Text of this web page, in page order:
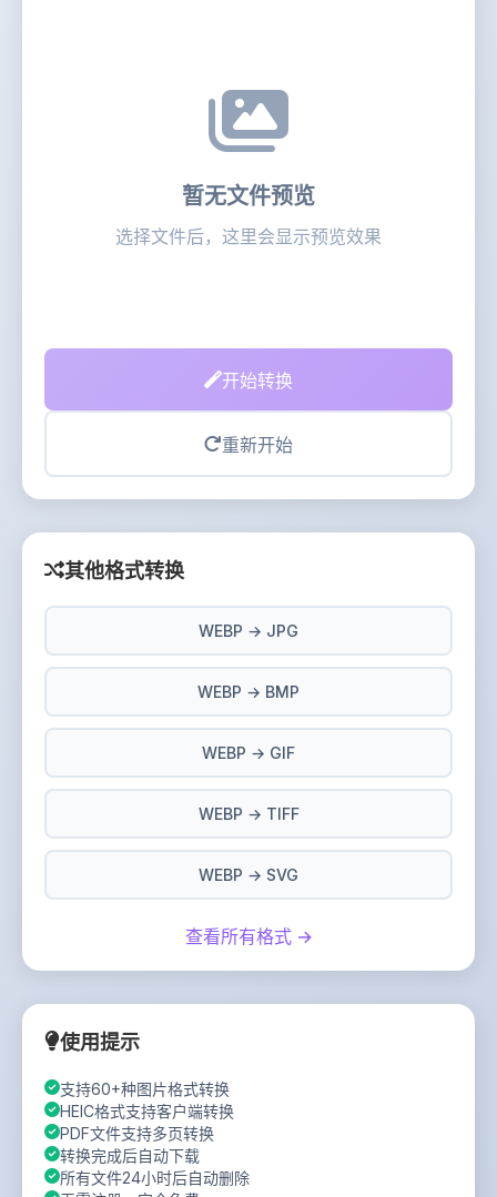
暂无文件预览
选择文件后，这里会显示预览效果
开始转换
重新开始
其他格式转换
WEBP → JPG
WEBP → BMP
WEBP → GIF
WEBP → TIFF
WEBP → SVG
查看所有格式 →
使用提示
支持60+种图片格式转换
HEIC格式支持客户端转换
PDF文件支持多页转换
转换完成后自动下载
所有文件24小时后自动删除